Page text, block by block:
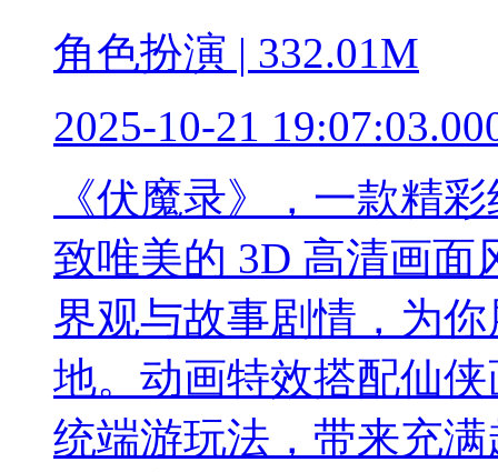
角色扮演 | 332.01M
2025-10-21
《伏魔录》，一款精
致唯美的 3D 高清画面
界观与故事剧情，为
地。动画特效搭配仙
统端游玩法，带来充